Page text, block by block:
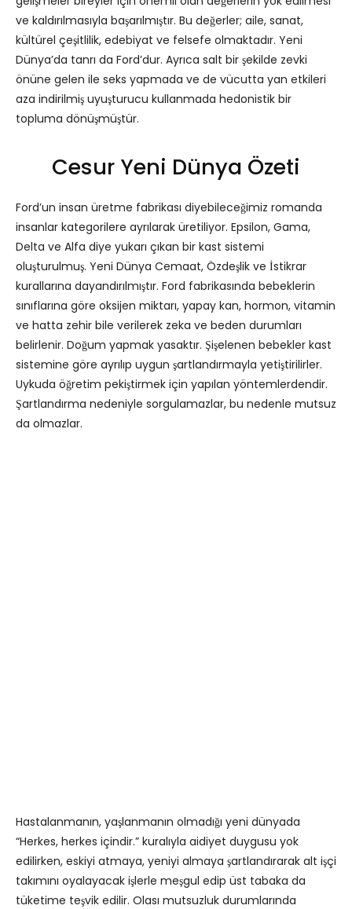
ve kaldırılmasıyla başarılmıştır. Bu değerler; aile, sanat,
kültürel çeşitlilik, edebiyat ve felsefe olmaktadır. Yeni
Dünya’da tanrı da Ford’dur. Ayrıca salt bir şekilde zevki
önüne gelen ile seks yapmada ve de vücutta yan etkileri
aza indirilmiş uyuşturucu kullanmada hedonistik bir
topluma dönüşmüştür.
Cesur Yeni Dünya Özeti
Ford’un insan üretme fabrikası diyebileceğimiz romanda
insanlar kategorilere ayrılarak üretiliyor. Epsilon, Gama,
Delta ve Alfa diye yukarı çıkan bir kast sistemi
oluşturulmuş. Yeni Dünya Cemaat, Özdeşlik ve İstikrar
kurallarına dayandırılmıştır. Ford fabrikasında bebeklerin
sınıflarına göre oksijen miktarı, yapay kan, hormon, vitamin
ve hatta zehir bile verilerek zeka ve beden durumları
belirlenir. Doğum yapmak yasaktır. Şişelenen bebekler kast
sistemine göre ayrılıp uygun şartlandırmayla yetiştirilirler.
Uykuda öğretim pekiştirmek için yapılan yöntemlerdendir.
Şartlandırma nedeniyle sorgulamazlar, bu nedenle mutsuz
da olmazlar.
Hastalanmanın, yaşlanmanın olmadığı yeni dünyada
“Herkes, herkes içindir.” kuralıyla aidiyet duygusu yok
edilirken, eskiyi atmaya, yeniyi almaya şartlandırarak alt işçi
takımını oyalayacak işlerle meşgul edip üst tabaka da
tüketime teşvik edilir. Olası mutsuzluk durumlarında